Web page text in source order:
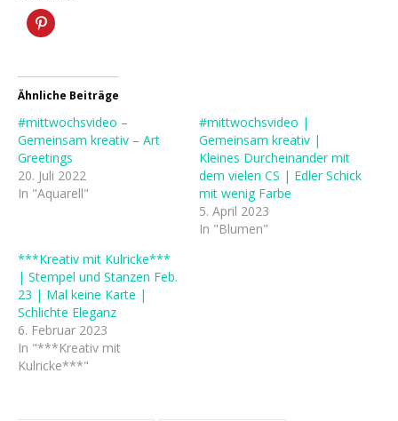
Ähnliche Beiträge
#mittwochsvideo –
Gemeinsam kreativ – Art
Greetings
20. Juli 2022
In "Aquarell"
#mittwochsvideo |
Gemeinsam kreativ |
Kleines Durcheinander mit
dem vielen CS | Edler Schick
mit wenig Farbe
5. April 2023
In "Blumen"
***Kreativ mit Kulricke***
| Stempel und Stanzen Feb.
23 | Mal keine Karte |
Schlichte Eleganz
6. Februar 2023
In "***Kreativ mit
Kulricke***"